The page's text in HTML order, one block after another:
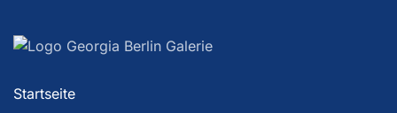
Startseite